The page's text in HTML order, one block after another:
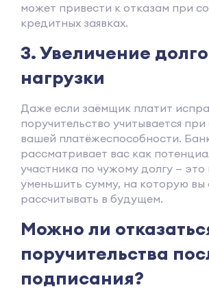
может привести к отказам при
кредитных заявках.
3. Увеличение
нагрузки
Даже если заёмщик платит
поручительство учитывается
вашей платёжеспособности.
рассматривает вас как
участника по чужому долгу —
уменьшить сумму, на которую
рассчитывать в будущем.
Можно ли
поручительства
подписания?